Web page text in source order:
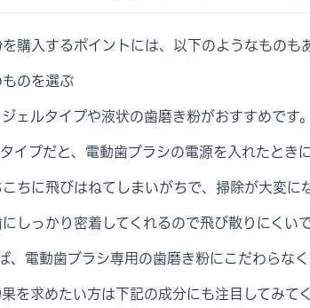
購入するポイントには、以下のようなものも
のを選ぶ
ェルタイプや液状の歯磨き粉がおすすめです。
イプだと、電動歯ブラシの電源を入れたとき
ちに飛びはねてしまいがちで、掃除が大変に
しっかり密着してくれるので飛び散りにくいで
、電動歯ブラシ専用の歯磨き粉にこだわらなく
を求めたい方は下記の成分にも注目してみてく